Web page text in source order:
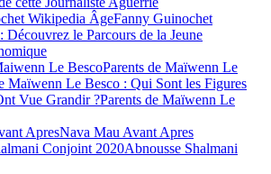
Fanny Guinochet
le Parcours de la Jeune
Parents de Maïwenn Le
Maïwenn Le Besco : Qui Sont les Figures
Vue Grandir ?Parents de Maïwenn Le
Nava Mau Avant Apres
Abnousse Shalmani